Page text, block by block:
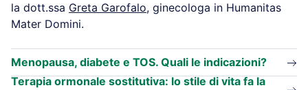
la dott.ssa Greta Garofalo, ginecologa in Humanitas
Mater Domini.
Menopausa, diabete e TOS. Quali le indicazioni?
Terapia ormonale sostitutiva: lo stile di vita fa la